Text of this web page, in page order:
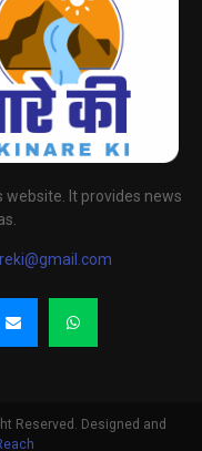
website. It provides news
Reserved. Designed and